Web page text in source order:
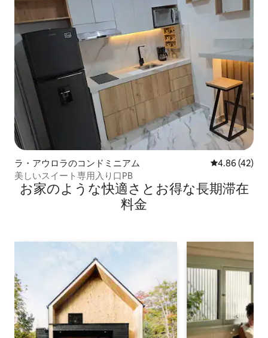
ラ・アウロラのコンドミニアム レビュー42
4.86 (42)
美しいスイート専用入り口PB
お家のような快⁠適⁠さ⁠とお⁠得⁠な長⁠期⁠滞⁠在
料⁠金